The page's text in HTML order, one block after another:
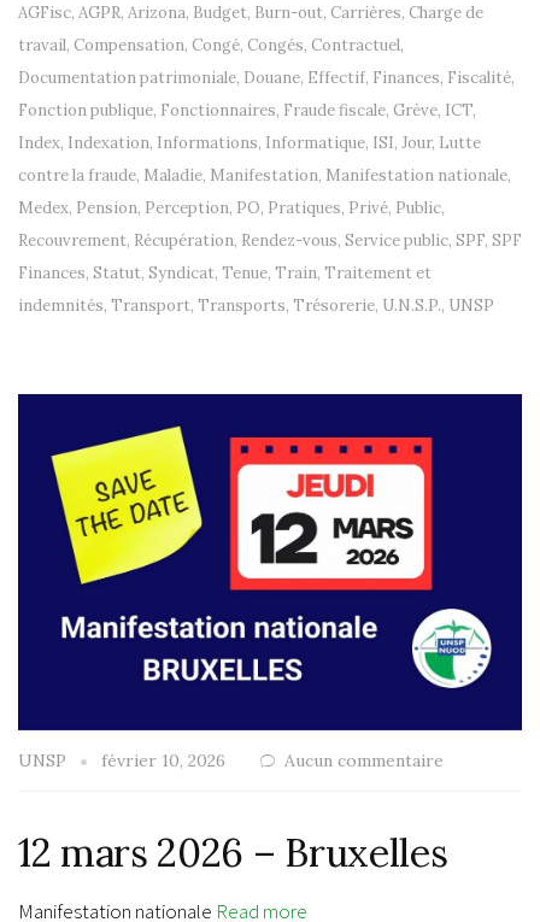
AGFisc, AGPR, Arizona, Budget, Burn-out, Carrières, Charge de
travail, Compensation, Congé, Congés, Contractuel,
Documentation patrimoniale, Douane, Effectif, Finances, Fiscalité,
Fonction publique, Fonctionnaires, Fraude fiscale, Grève, ICT,
Index, Indexation, Informations, Informatique, ISI, Jour, Lutte
contre la fraude, Maladie, Manifestation, Manifestation nationale,
Medex, Pension, Perception, PO, Pratiques, Privé, Public,
Recouvrement, Récupération, Rendez-vous, Service public, SPF, SPF
Finances, Statut, Syndicat, Tenue, Train, Traitement et
indemnités, Transport, Transports, Trésorerie, U.N.S.P., UNSP
UNSP février 10, 2026 Aucun commentaire
12 mars 2026 – Bruxelles
Manifestation nationale Read more